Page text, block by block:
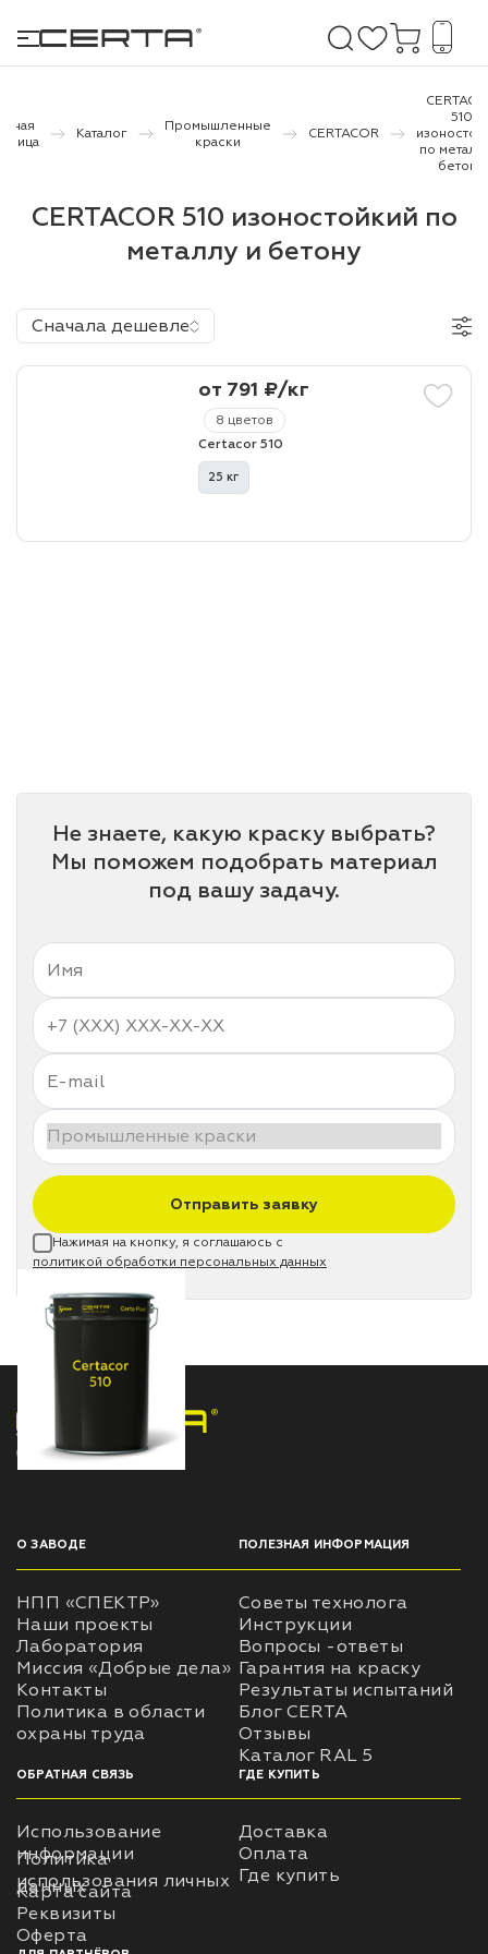
и дачи
бетону,
и эмали
Каталог
Промышленные
краски
CERTACOR
510
по
бетону
CERTACOR 510 изоностойкий по
металлу и бетону
Сначала дешевле
8 цветов
от 791 ₽/кг
Certacor 510
25 кг
Не знаете, какую краску выбрать?
Мы поможем подобрать материал
под вашу задачу.
Отправить заявку
Нажимая на кнопку, я соглашаюсь с
политикой обработки персональных данных
НПП «СПЕКТР» ЗАВОД ЛАКОКРАСОЧНЫХ МАТЕРИАЛОВ
О ЗАВОДЕ
НПП «СПЕКТР»
Наши проекты
Лаборатория
Миссия «Добрые дела»
Контакты
Политика в области
ПОЛЕЗНАЯ ИНФОРМАЦИЯ
Советы технолога
Инструкции
Вопросы -ответы
Гарантия на краску
Результаты испытаний
Блог CERTA
Отзывы
Каталог RAL 5
ОБРАТНАЯ СВЯЗЬ
Использование
Политика
данных
Карта сайта
Реквизиты
Оферта
ГДЕ КУПИТЬ
Доставка
Оплата
Где купить